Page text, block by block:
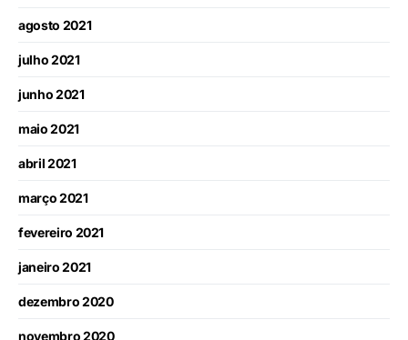
agosto 2021
julho 2021
junho 2021
maio 2021
abril 2021
março 2021
fevereiro 2021
janeiro 2021
dezembro 2020
novembro 2020